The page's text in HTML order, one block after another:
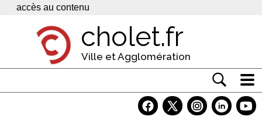
Panneau de gestion des cookies
accès au contenu
cholet.fr
Ville et Agglomération